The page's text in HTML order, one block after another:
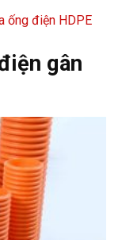
ống điện HDPE
gân